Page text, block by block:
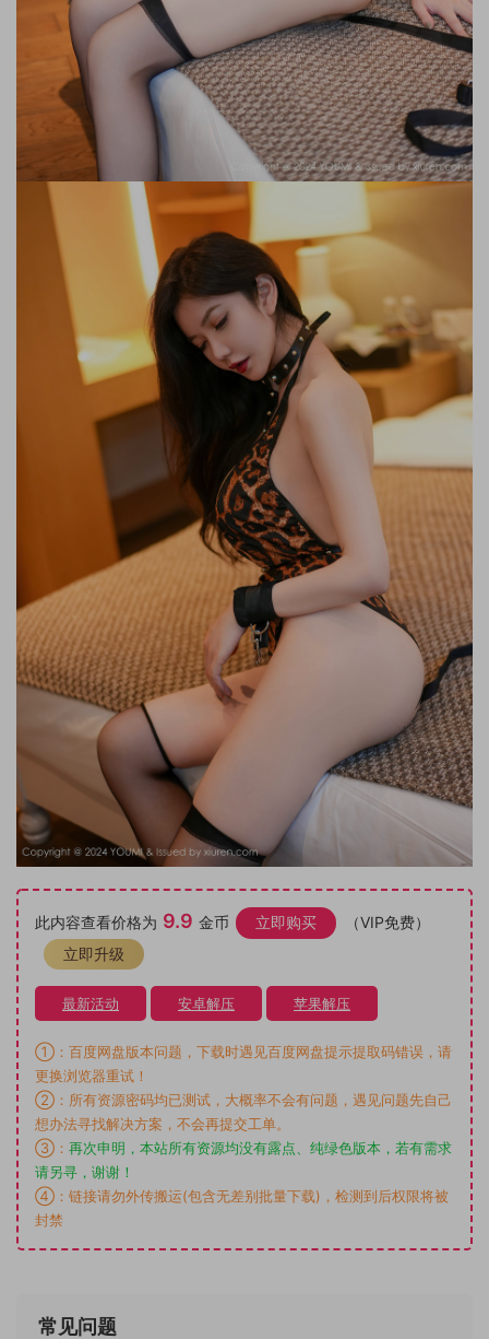
此内容查看价格为 9.9 金币 立即购买
（VIP免费）
立即升级
最新活动 安卓解压 苹果解压
①：百度网盘版本问题，下载时遇见百度网盘提示提取码错误，请
更换浏览器重试！
②：所有资源密码均已测试，大概率不会有问题，遇见问题先自己
想办法寻找解决方案，不会再提交工单。
③： 再次申明，本站所有资源均没有露点、纯绿色版本，若有需求
请另寻，谢谢！
④：链接请勿外传搬运(包含无差别批量下载)，检测到后权限将被
封禁
常见问题